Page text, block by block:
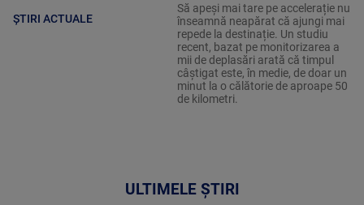
ȘTIRI ACTUALE
Să apeși mai tare pe accelerație nu
înseamnă neapărat că ajungi mai
repede la destinație. Un studiu
recent, bazat pe monitorizarea a
mii de deplasări arată că timpul
câștigat este, în medie, de doar un
minut la o călătorie de aproape 50
de kilometri.
ULTIMELE ȘTIRI